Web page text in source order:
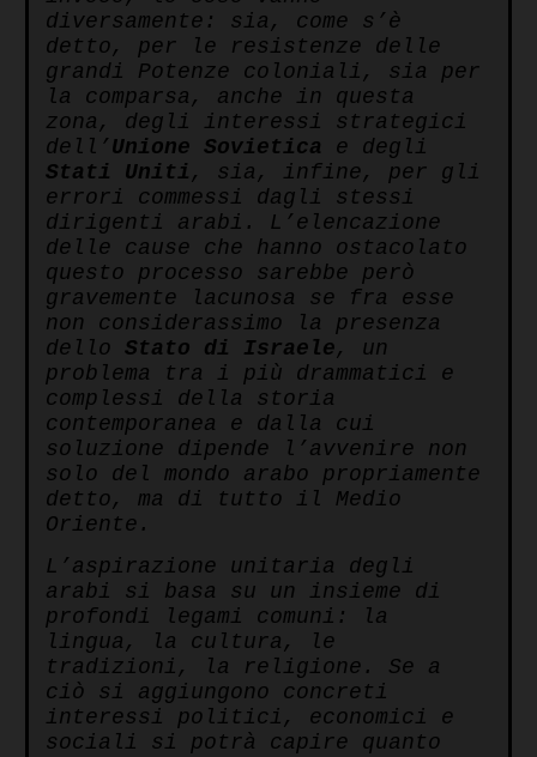
diversamente: sia, come s’è
detto, per le resistenze delle
grandi Potenze coloniali, sia per
la comparsa, anche in questa
zona, degli interessi strategici
dell’ Unione Sovietica e degli
Stati Uniti , sia, infine, per gli
errori commessi dagli stessi
dirigenti arabi. L’elencazione
delle cause che hanno ostacolato
questo processo sarebbe però
gravemente lacunosa se fra esse
non considerassimo la presenza
dello Stato di Israele, un
problema tra i più drammatici e
complessi della storia
contemporanea e dalla cui
soluzione dipende l’avvenire non
solo del mondo arabo propriamente
detto, ma di tutto il Medio
Oriente.
L’aspirazione unitaria degli
arabi si basa su un insieme di
profondi legami comuni: la
lingua, la cultura, le
tradizioni, la religione. Se a
ciò si aggiungono concreti
interessi politici, economici e
sociali si potrà capire quanto